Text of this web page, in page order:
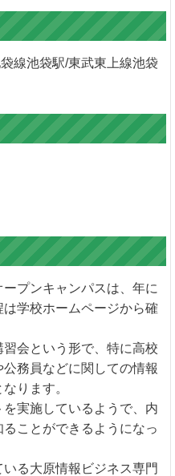
線池袋駅/東武東上線池袋
プンキャンパスは、年に
学校ホームページから確
会という形で、特に高校
務員などに関しての情報
ります。
実施しているようで、内
ことができるようになっ
る大原情報ビジネス専門